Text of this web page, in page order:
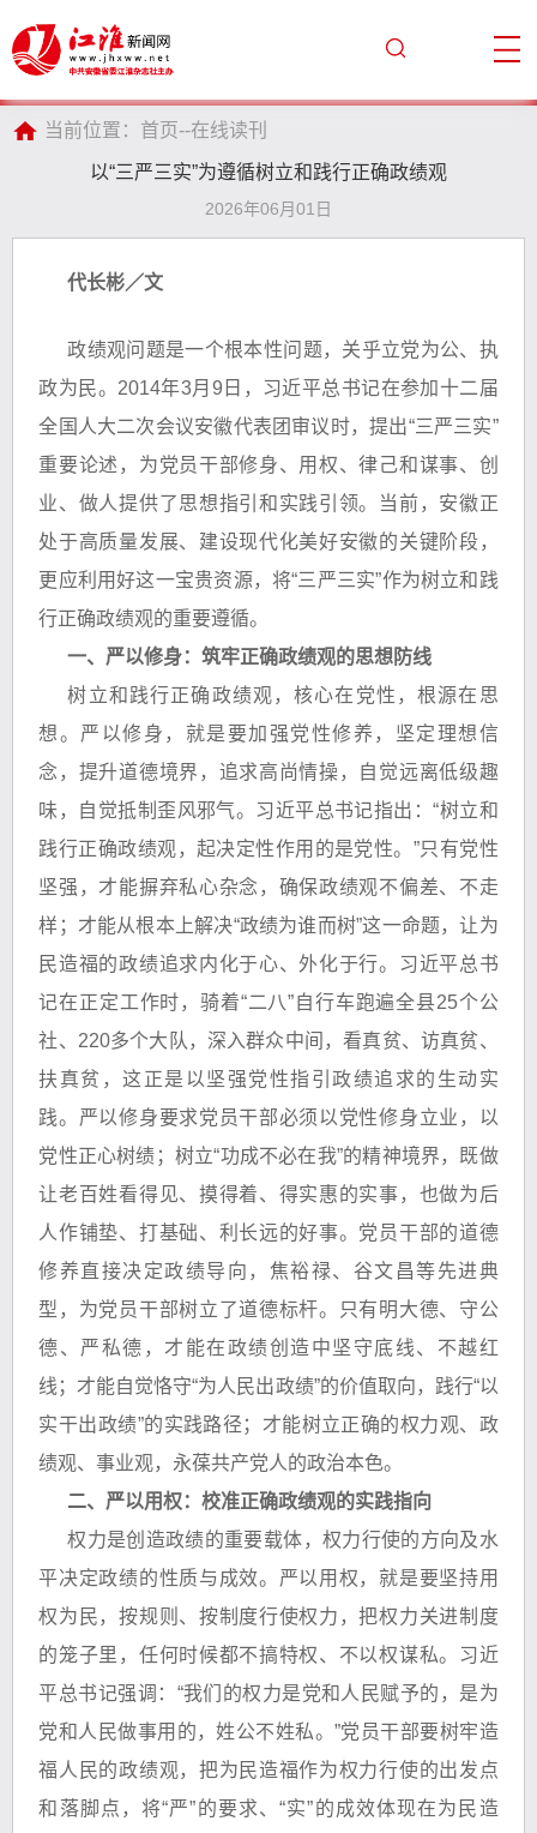
当前位置： 首页--在线读刊
以“三严三实”为遵循树立和践行正确政绩观
2026年06月01日
代长彬／文
政绩观问题是一个根本性问题，关乎立党为公、执
政为民。2014年3月9日，习近平总书记在参加十二届
全国人大二次会议安徽代表团审议时，提出“三严三实”
重要论述，为党员干部修身、用权、律己和谋事、创
业、做人提供了思想指引和实践引领。当前，安徽正
处于高质量发展、建设现代化美好安徽的关键阶段，
更应利用好这一宝贵资源，将“三严三实”作为树立和践
行正确政绩观的重要遵循。
一、严以修身：筑牢正确政绩观的思想防线
树立和践行正确政绩观，核心在党性，根源在思
想。严以修身，就是要加强党性修养，坚定理想信
念，提升道德境界，追求高尚情操，自觉远离低级趣
味，自觉抵制歪风邪气。习近平总书记指出：“树立和
践行正确政绩观，起决定性作用的是党性。”只有党性
坚强，才能摒弃私心杂念，确保政绩观不偏差、不走
样；才能从根本上解决“政绩为谁而树”这一命题，让为
民造福的政绩追求内化于心、外化于行。习近平总书
记在正定工作时，骑着“二八”自行车跑遍全县25个公
社、220多个大队，深入群众中间，看真贫、访真贫、
扶真贫，这正是以坚强党性指引政绩追求的生动实
践。严以修身要求党员干部必须以党性修身立业，以
党性正心树绩；树立“功成不必在我”的精神境界，既做
让老百姓看得见、摸得着、得实惠的实事，也做为后
人作铺垫、打基础、利长远的好事。党员干部的道德
修养直接决定政绩导向，焦裕禄、谷文昌等先进典
型，为党员干部树立了道德标杆。只有明大德、守公
德、严私德，才能在政绩创造中坚守底线、不越红
线；才能自觉恪守“为人民出政绩”的价值取向，践行“以
实干出政绩”的实践路径；才能树立正确的权力观、政
绩观、事业观，永葆共产党人的政治本色。
二、严以用权：校准正确政绩观的实践指向
权力是创造政绩的重要载体，权力行使的方向及水
平决定政绩的性质与成效。严以用权，就是要坚持用
权为民，按规则、按制度行使权力，把权力关进制度
的笼子里，任何时候都不搞特权、不以权谋私。习近
平总书记强调：“我们的权力是党和人民赋予的，是为
党和人民做事用的，姓公不姓私。”党员干部要树牢造
福人民的政绩观，把为民造福作为权力行使的出发点
和落脚点，将“严”的要求、“实”的成效体现在为民造